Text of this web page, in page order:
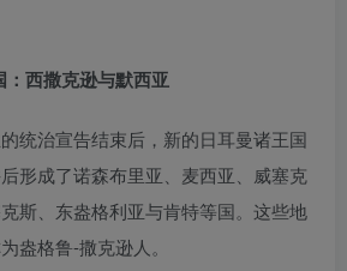
西撒克逊与默西亚
统治宣告结束后，新的日耳曼诸王国
形成了诺森布里亚、麦西亚、威塞克
斯、东盎格利亚与肯特等国。这些地
盎格鲁-撒克逊人。